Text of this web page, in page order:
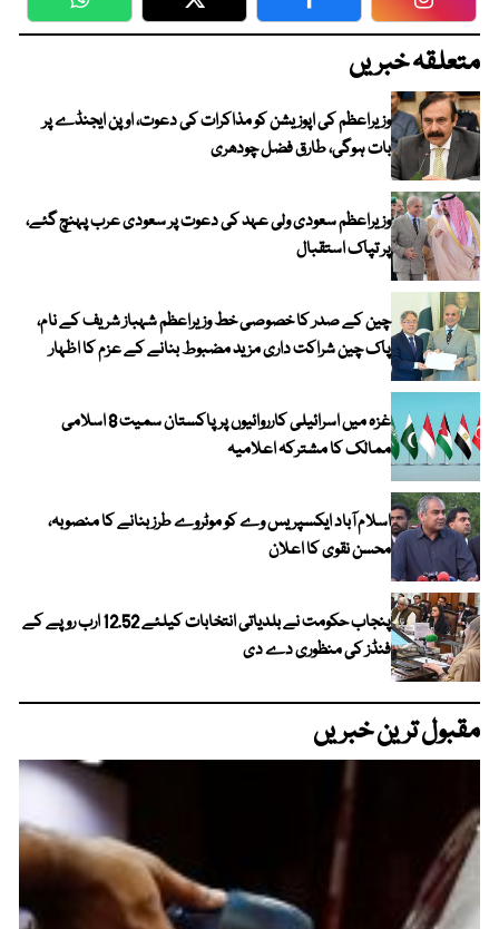
WhatsApp Twitter Facebook
متعلقہ خبریں
وزیراعظم کی اپوزیشن کو مذاکرات کی دعوت، اوپن ایجنڈے پر
بات ہوگی، طارق فضل چودھری
وزیراعظم سعودی ولی عہد کی دعوت پر سعودی عرب پہنچ گئے،
پر تپاک استقبال
چین کے صدر کا خصوصی خط وزیراعظم شہباز شریف کے نام،
پاک چین شراکت داری مزید مضبوط بنانے کے عزم کا اظہار
غزہ میں اسرائیلی کارروائیوں پر پاکستان سمیت 8 اسلامی
ممالک کا مشترکہ اعلامیہ
اسلام آباد ایکسپریس وے کو موٹروے طرز بنانے کا منصوبہ،
محسن نقوی کا اعلان
پنجاب حکومت نے بلدیاتی انتخابات کیلئے 12.52 ارب روپے کے
فنڈز کی منظوری دے دی
مقبول ترین خبریں